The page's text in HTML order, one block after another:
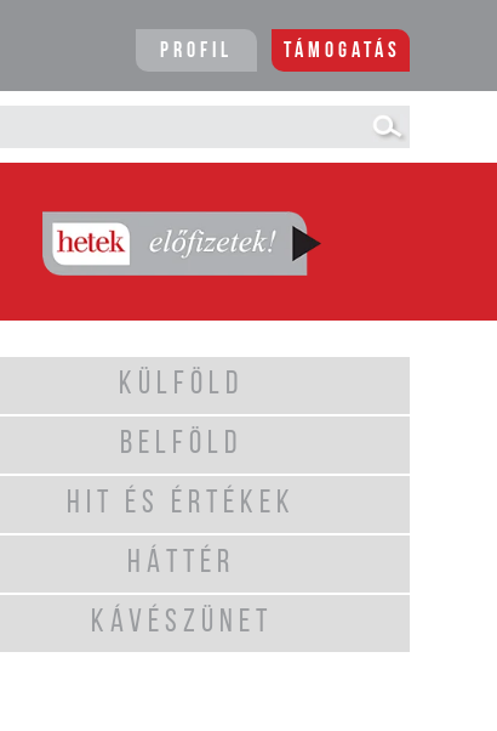
Profil Támogatás
KÜLFÖLD
BELFÖLD
HIT ÉS ÉRTÉKEK
HÁTTÉR
KÁVÉSZÜNET